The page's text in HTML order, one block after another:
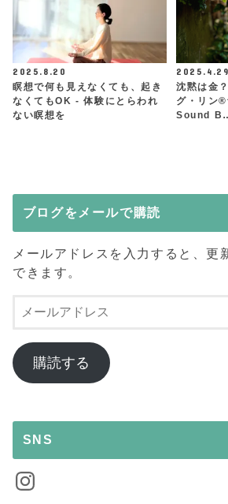
2025.8.20
瞑想で何も見えなくても、起き
なくてもOK - 体験にとらわれ
ない瞑想を
2025.4.29
沈黙は金
グ・リン
Sound
ブログをメールで購読
メールアドレスを入力すると、更
できます。
ル
ア
ド
購読する
SNS
Instagram